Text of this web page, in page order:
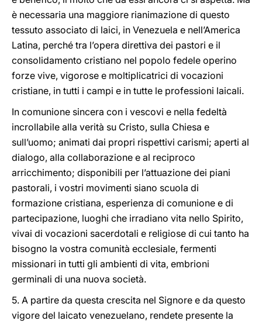
è necessaria una maggiore rianimazione di questo
tessuto associato di laici, in Venezuela e nell’America
Latina, perché tra l’opera direttiva dei pastori e il
consolidamento cristiano nel popolo fedele operino
forze vive, vigorose e moltiplicatrici di vocazioni
cristiane, in tutti i campi e in tutte le professioni laicali.
In comunione sincera con i vescovi e nella fedeltà
incrollabile alla verità su Cristo, sulla Chiesa e
sull’uomo; animati dai propri rispettivi carismi; aperti al
dialogo, alla collaborazione e al reciproco
arricchimento; disponibili per l’attuazione dei piani
pastorali, i vostri movimenti siano scuola di
formazione cristiana, esperienza di comunione e di
partecipazione, luoghi che irradiano vita nello Spirito,
vivai di vocazioni sacerdotali e religiose di cui tanto ha
bisogno la vostra comunità ecclesiale, fermenti
missionari in tutti gli ambienti di vita, embrioni
germinali di una nuova società.
5. A partire da questa crescita nel Signore e da questo
vigore del laicato venezuelano, rendete presente la